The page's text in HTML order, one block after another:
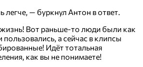
— буркнул Антон в ответ.
Вот раньше-то люди были как
а сейчас в клипсы
Идёт тотальная
как вы не понимаете!